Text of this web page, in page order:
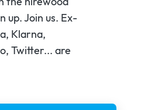
up. Join us. Ex-
Klarna,
Twitter... are